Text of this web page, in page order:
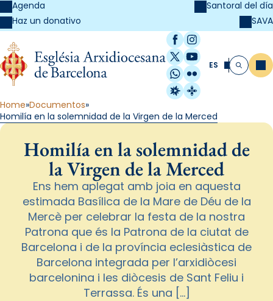
Agenda
Haz un donativo
Santoral del día
SAVA
Facebook
Instagram
X / Twitter
YouTube
WhatsApp
Flickr
Radio Estel
Catalunya
ES Buscar
Home Documentos
Homilía en la solemnidad de la Virgen de la Merced
Homilía en la solemnidad de
la Virgen de la Merced
Ens hem aplegat amb joia en aquesta
estimada Basílica de la Mare de Déu de la
Mercè per celebrar la festa de la nostra
Patrona que és la Patrona de la ciutat de
Barcelona i de la província eclesiàstica de
Barcelona integrada per l’arxidiòcesi
barcelonina i les diòcesis de Sant Feliu i
Terrassa. És una […]